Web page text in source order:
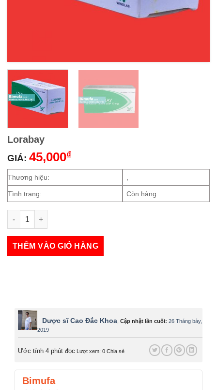
Lorabay
GIÁ: 45,000₫
Thương hiệu: ,
Tình trạng: Còn hàng
THÊM VÀO GIỎ HÀNG
Dược sĩ Cao Đắc Khoa Cập nhật lần cuối: 26 Tháng bảy,
2019
Ước tính 4 phút đọc Lượt xem: 0 Chia sẻ
Bimufa